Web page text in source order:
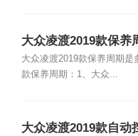
大众凌渡2019款保养
大众凌渡2019款保养周期是
款保养周期：1、大众...
大众凌渡2019款自动